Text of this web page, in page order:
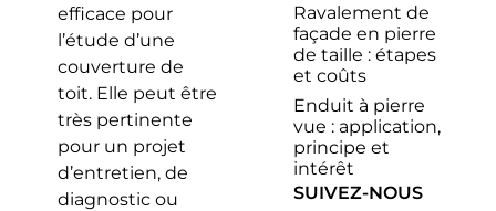
efficace pour
l’étude d’une
couverture de
toit. Elle peut être
très pertinente
pour un projet
d’entretien, de
diagnostic ou
Ravalement de
façade en pierre
de taille : étapes
et coûts
Enduit à pierre
vue : application,
principe et
intérêt
SUIVEZ-NOUS